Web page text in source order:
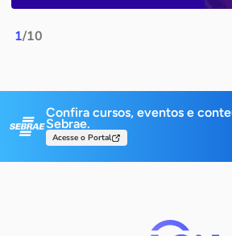
1/10
Confira cursos, eventos e
Sebrae.
Acesse o Portal